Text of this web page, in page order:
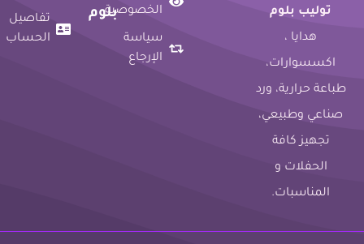
توليب بلوم
هدايا ،
اكسسوارات،
طباعة حرارية، ورد
صناعي وطبيعي،
تجهيز كافة
الحفلات و
المناسبات.
الخصوصية
سياسة
الإرجاع
بلوم
تفاصيل
الحساب